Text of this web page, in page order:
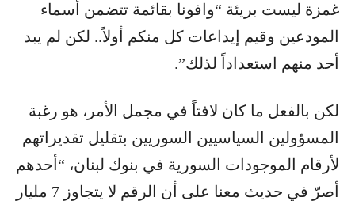
غمزة ليست بريئة “وافونا بقائمة تتضمن أسماء
المودعين وقيم إيداعات كل منكم أولاً.. لكن لم يبد
أحد منهم استعداداً لذلك”.
لكن بالفعل ما كان لافتاً في مجمل الأمر، هو رغبة
المسؤولين السياسيين السوريين بتقليل تقديراتهم
لأرقام الموجودات السورية في بنوك لبنان، “أحدهم
أصرّ في حديث معنا على أن الرقم لا يتجاوز 7 مليار